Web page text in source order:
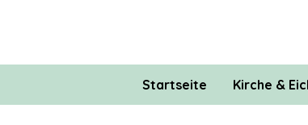
Startseite Kirche &